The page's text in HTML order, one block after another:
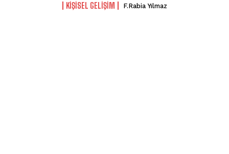
KIŞISEL GELIŞIM F.Rabia Yılmaz